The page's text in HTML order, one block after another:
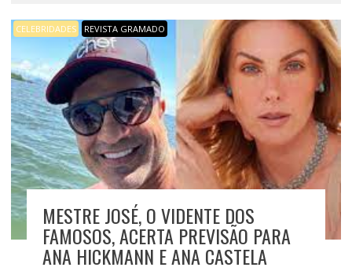
CELEBRIDADES REVISTA GRAMADO
MESTRE JOSÉ, O VIDENTE DOS
FAMOSOS, ACERTA PREVISÃO PARA
ANA HICKMANN E ANA CASTELA